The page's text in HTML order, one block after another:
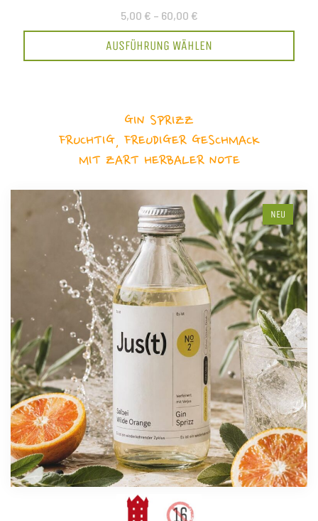
5,00 € – 60,00 €
AUSFÜHRUNG WÄHLEN
GIN SPRIZZ
FRUCHTIG, FREUDIGER GESCHMACK
MIT ZART HERBALER NOTE
NEU